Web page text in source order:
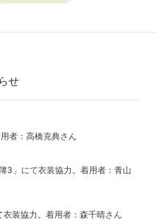
せ
者：高橋克典さん
3」にて衣装協力。着用者：青山
装協力。着用者：森千晴さん